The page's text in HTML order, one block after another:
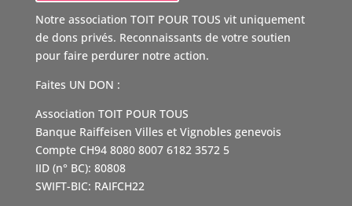
Notre association TOIT POUR TOUS vit uniquement
de dons privés. Reconnaissants de votre soutien
pour faire perdurer notre action.
Faites UN DON :
Association TOIT POUR TOUS
Banque Raiffeisen Villes et Vignobles genevois
Compte CH94 8080 8007 6182 3572 5
IID (n° BC): 80808
SWIFT-BIC: RAIFCH22